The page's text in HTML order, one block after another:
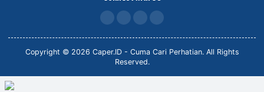
FB IG TikTok
Copyright © 2026 Caper.ID - Cuma Cari Perhatian. All Rights
Reserved.